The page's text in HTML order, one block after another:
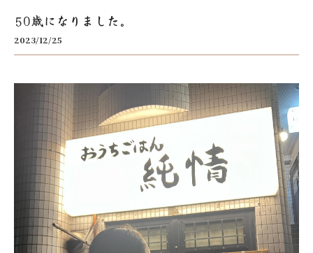
50歳になりました。
2023/12/25